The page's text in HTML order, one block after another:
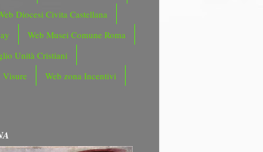
Diocesi Civita Castellana
Web Musei Comune Roma
Unità Cristiani
Visure
Web zona Incentivi